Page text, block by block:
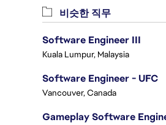
비슷한 직무
Software Engineer III
Kuala Lumpur, Malaysia
Software Engineer - UFC
Vancouver, Canada
Gameplay Software